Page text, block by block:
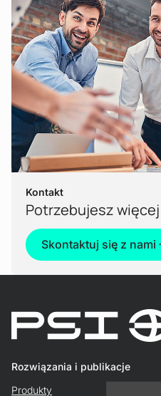
Kontakt
Potrzebujesz
Skontaktuj się z nami
Rozwiązania i publikacje
Produkty